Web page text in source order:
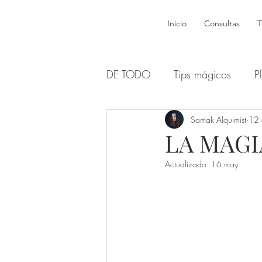
Inicio Consultas
DE TODO Tips mágicos
Brujas y dones Wicca
Dioses y Diosas Sagradas
LA
Samak Alquimist 12
Actualizado: 16 may